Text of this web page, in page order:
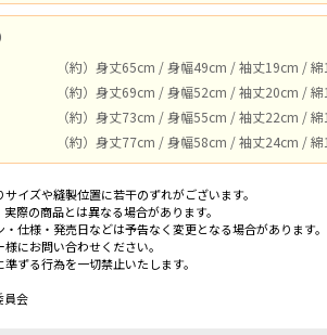
（約）身丈65cm / 身幅49cm / 袖丈19cm /
（約）身丈69cm / 身幅52cm / 袖丈20cm /
（約）身丈73cm / 身幅55cm / 袖丈22cm /
（約）身丈77cm / 身幅58cm / 袖丈24cm /
イズや縫製位置に若干のずれがございます。
際の商品とは異なる場合があります。
仕様・発売日などは予告なく変更となる場合があります。
にお問い合わせください。
ずる行為を一切禁止いたします。
員会